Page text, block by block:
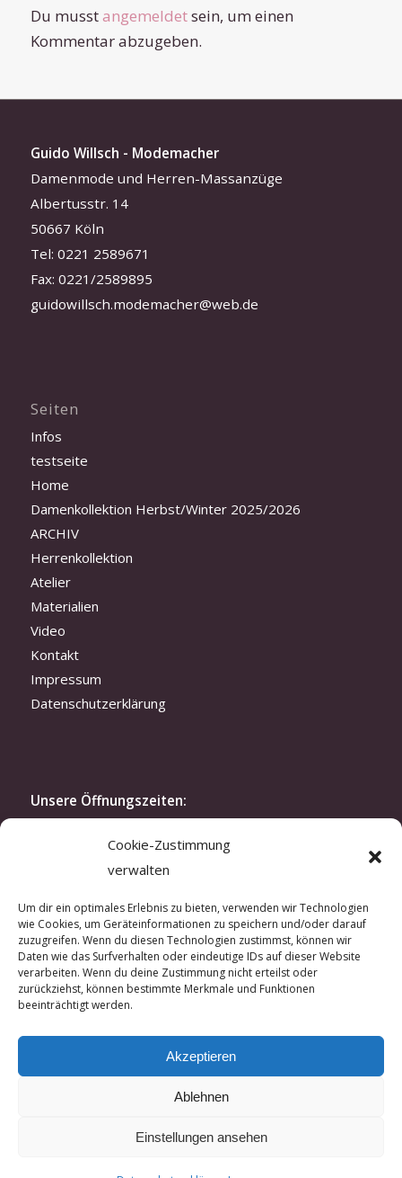
Cookie-Zustimmung
verwalten
Um dir ein optimales Erlebnis zu bieten, verwenden wir Technologien
wie Cookies, um Geräteinformationen zu speichern und/oder darauf
zuzugreifen. Wenn du diesen Technologien zustimmst, können wir
Daten wie das Surfverhalten oder eindeutige IDs auf dieser Website
verarbeiten. Wenn du deine Zustimmung nicht erteilst oder
zurückziehst, können bestimmte Merkmale und Funktionen
beeinträchtigt werden.
Akzeptieren
Ablehnen
Einstellungen ansehen
Du musstangemeldetsein, um einen
Kommentar abzugeben.
Guido Willsch - Modemacher
Damenmode und Herren-Massanzüge
Albertusstr. 14
50667 Köln
Tel: 0221 2589671
Fax: 0221/2589895
guidowillsch.modemacher@web.de
Seiten
Infos
testseite
Home
Damenkollektion Herbst/Winter 2025/2026
ARCHIV
Herrenkollektion
Atelier
Materialien
Video
Kontakt
Impressum
Datenschutzerklärung
Unsere Öffnungszeiten:
Samstag: 11.30-16 Uhr
oder nach Vereinbarung
Modenschau:
Zweimal im Jahr laden wir exklusiv unsere Kunden
und Kundinnen zu unserer Modenschau ein. In der
kreativen Atmosphäre unseres Ateliers lassen sich
hautnah unsere aktuellen Kreationen erleben.
sprechen Sie uns gerne an.